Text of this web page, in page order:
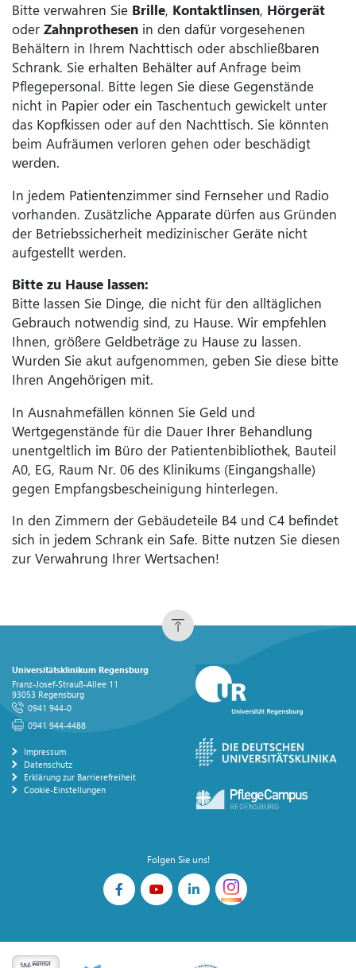
Bitte verwahren Sie Brille, Kontaktlinsen, Hörgerät
oder Zahnprothesen in den dafür vorgesehenen
Behältern in Ihrem Nachttisch oder abschließbaren
Schrank. Sie erhalten Behälter auf Anfrage beim
Pflegepersonal. Bitte legen Sie diese Gegenstände
nicht in Papier oder ein Taschentuch gewickelt unter
das Kopfkissen oder auf den Nachttisch. Sie könnten
beim Aufräumen verloren gehen oder beschädigt
werden.
In jedem Patientenzimmer sind Fernseher und Radio
vorhanden. Zusätzliche Apparate dürfen aus Gründen
der Betriebssicherheit medizinischer Geräte nicht
aufgestellt werden.
Bitte zu Hause lassen:
Bitte lassen Sie Dinge, die nicht für den alltäglichen
Gebrauch notwendig sind, zu Hause. Wir empfehlen
Ihnen, größere Geldbeträge zu Hause zu lassen.
Wurden Sie akut aufgenommen, geben Sie diese bitte
Ihren Angehörigen mit.
In Ausnahmefällen können Sie Geld und
Wertgegenstände für die Dauer Ihrer Behandlung
unentgeltlich im Büro der Patientenbibliothek, Bauteil
A0, EG, Raum Nr. 06 des Klinikums (Eingangshalle)
gegen Empfangsbescheinigung hinterlegen.
In den Zimmern der Gebäudeteile B4 und C4 befindet
sich in jedem Schrank ein Safe. Bitte nutzen Sie diesen
zur Verwahrung Ihrer Wertsachen!
Universitätsklinikum Regensburg
Franz-Josef-Strauß-Allee 11
93053 Regensburg
0941 944-0
0941 944-4488
Impressum
Datenschutz
Erklärung zur Barrierefreiheit
Cookie-Einstellungen
Folgen Sie uns!